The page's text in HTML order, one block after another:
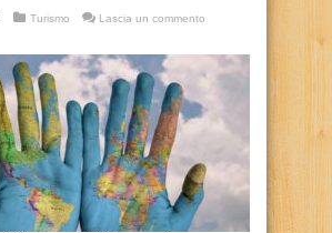
Turismo
Lascia un commento